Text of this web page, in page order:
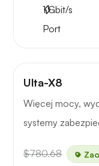
1Gbit/s
Port
Ulta-X8
Więcej mocy,
systemy
$780.68